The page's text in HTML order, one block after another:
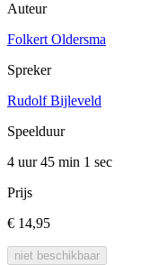
Auteur
Folkert Oldersma
Spreker
Rudolf Bijleveld
Speelduur
4 uur 45 min 1 sec
Prijs
€ 14,95
niet beschikbaar